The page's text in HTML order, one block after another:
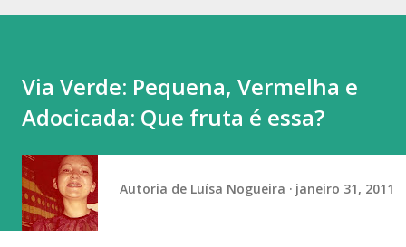
Via Verde: Pequena, Vermelha e
Adocicada: Que fruta é essa?
Autoria de Luísa Nogueira janeiro 31, 2011